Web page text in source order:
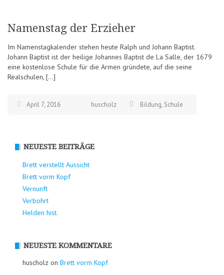
Namenstag der Erzieher
Im Namenstagkalender stehen heute Ralph und Johann Baptist.
Johann Baptist ist der heilige Johannes Baptist de La Salle, der 1679
eine kostenlose Schule für die Armen gründete, auf die seine
Realschulen, […]
April 7, 2016 huscholz Bildung, Schule
NEUESTE BEITRÄGE
Brett verstellt Aussicht
Brett vorm Kopf
Vernunft
Verbohrt
Helden hist.
NEUESTE KOMMENTARE
huscholz on Brett vorm Kopf